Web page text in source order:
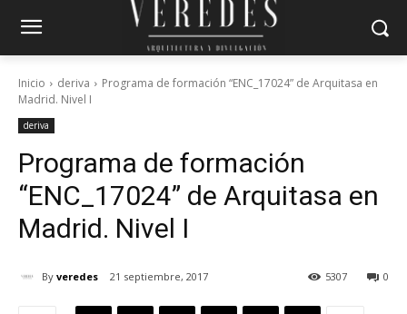
Inicio deriva
Programa de formación “ENC_17024” de Arquitasa en
Madrid. Nivel I
deriva
Programa de formación
“ENC_17024” de Arquitasa en
Madrid. Nivel I
By veredes 21 septiembre, 2017 0
5307